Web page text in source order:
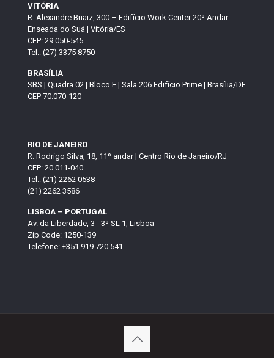
VITÓRIA
R. Alexandre Buaiz, 300 – Edifício Work Center 20º Andar
Enseada do Suá | Vitória/ES
CEP: 29.050-545
Tel.: (27) 3375 8750
BRASÍLIA
SBS | Quadra 02 | Bloco E | Sala 206 Edifício Prime | Brasília/DF
CEP 70.070-120
RIO DE JANEIRO
R. Rodrigo Silva, 18, 11º andar | Centro Rio de Janeiro/RJ
CEP: 20.011-040
Tel.: (21) 2262 0538
(21) 2262 3586
LISBOA – PORTUGAL
Av. da Liberdade, 3 - 3º SL 1, Lisboa
Zip Code: 1250-139
Telefone: +351 919 720 541